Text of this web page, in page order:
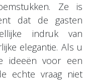
Ze is
dat de gasten
indruk van
elegantie. Als u
ideeën voor een
echte vraag niet